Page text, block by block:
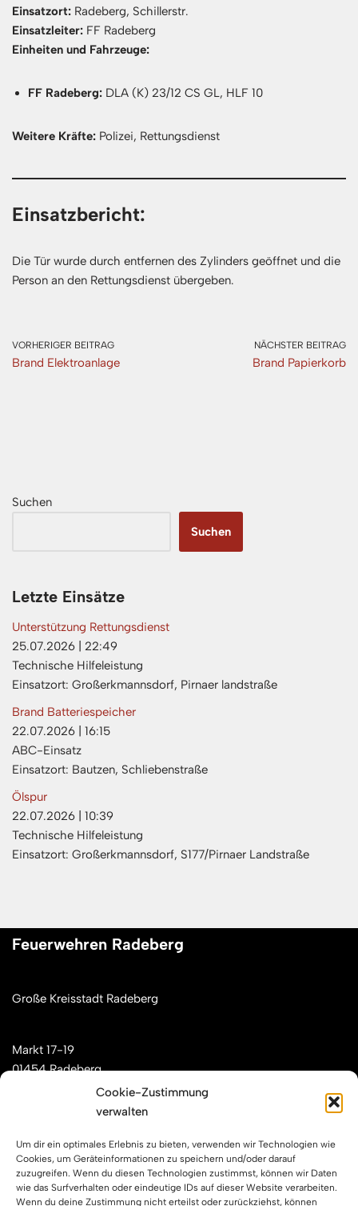
Cookie-Zustimmung
verwalten
Um dir ein optimales Erlebnis zu bieten, verwenden wir Technologien wie
Cookies, um Geräteinformationen zu speichern und/oder darauf
zuzugreifen. Wenn du diesen Technologien zustimmst, können wir Daten
wie das Surfverhalten oder eindeutige IDs auf dieser Website verarbeiten.
Wenn du deine Zustimmung nicht erteilst oder zurückziehst, können
Einsatzort: Radeberg, Schillerstr.
Einsatzleiter: FF Radeberg
Einheiten und Fahrzeuge:
FF Radeberg: DLA (K) 23/12 CS GL, HLF 10
Weitere Kräfte: Polizei, Rettungsdienst
Einsatzbericht:
Die Tür wurde durch entfernen des Zylinders geöffnet und die
Person an den Rettungsdienst übergeben.
VORHERIGER BEITRAG
Brand Elektroanlage
NÄCHSTER BEITRAG
Brand Papierkorb
Suchen
Suchen
Letzte Einsätze
Unterstützung Rettungsdienst
25.07.2026
22:49
Technische Hilfeleistung
Einsatzort: Großerkmannsdorf, Pirnaer landstraße
Brand Batteriespeicher
22.07.2026
16:15
ABC-Einsatz
Einsatzort: Bautzen, Schliebenstraße
Ölspur
22.07.2026
10:39
Technische Hilfeleistung
Einsatzort: Großerkmannsdorf, S177/Pirnaer Landstraße
Feuerwehren Radeberg
Große Kreisstadt Radeberg
Markt 17-19
01454 Radeberg
Mail: kontakt[at]feuerwehren-radeberg.de
Feuerwehren Radeberg im Internet